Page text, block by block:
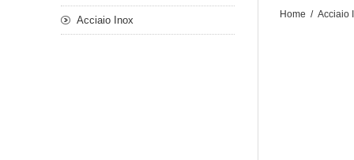
Home / Acciaio
Acciaio Inox